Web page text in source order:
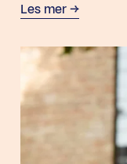
Les mer